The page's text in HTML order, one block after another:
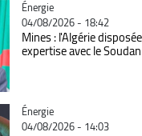
Catégorie
Énergie
04/08/2026 - 18:42
Mines : l'Algérie
expertise avec le Soudan
Catégorie
Énergie
04/08/2026 - 14:03